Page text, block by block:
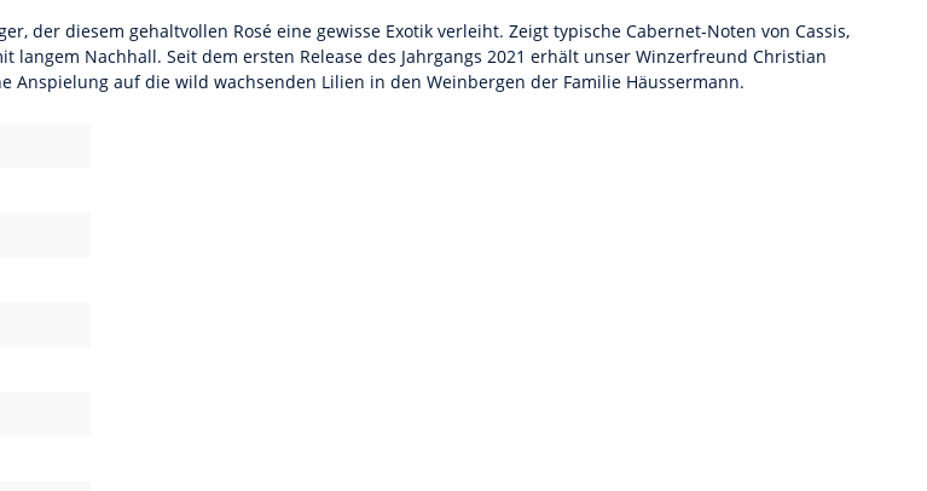
der diesem gehaltvollen Rosé eine gewisse Exotik verleiht. Zeigt typische Cabernet-Noten von Cassis,
Nachhall. Seit dem ersten Release des Jahrgangs 2021 erhält unser Winzerfreund Christian
auf die wild wachsenden Lilien in den Weinbergen der Familie Häussermann.